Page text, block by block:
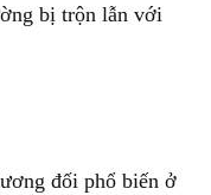
bị trộn lẫn với
đối phổ biến ở